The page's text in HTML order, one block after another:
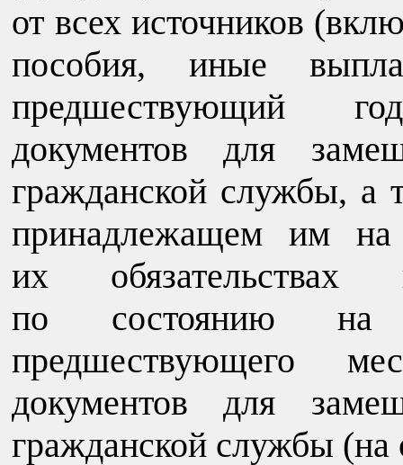
от всех источников
пособия, иные
предшествующий
документов для
гражданской службы, а
принадлежащем им на
их обязательствах
по состоянию на
предшествующего
документов для
гражданской службы (на